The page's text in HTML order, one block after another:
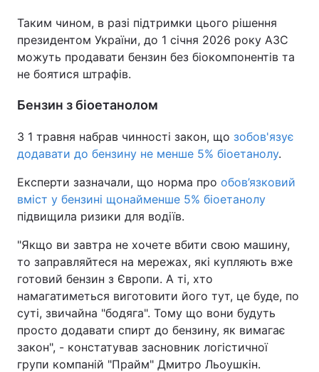
Таким чином, в разі підтримки цього рішення
президентом України, до 1 січня 2026 року АЗС
можуть продавати бензин без біокомпонентів та
не боятися штрафів.
Бензин з біоетанолом
З 1 травня набрав чинності закон, що зобов'язує
додавати до бензину не менше 5% біоетанолу.
Експерти зазначали, що норма про обов’язковий
вміст у бензині щонайменше 5% біоетанолу
підвищила ризики для водіїв.
"Якщо ви завтра не хочете вбити свою машину,
то заправляйтеся на мережах, які купляють вже
готовий бензин з Європи. А ті, хто
намагатиметься виготовити його тут, це буде, по
суті, звичайна "бодяга". Тому що вони будуть
просто додавати спирт до бензину, як вимагає
закон", - констатував засновник логістичної
групи компаній "Прайм" Дмитро Льоушкін.